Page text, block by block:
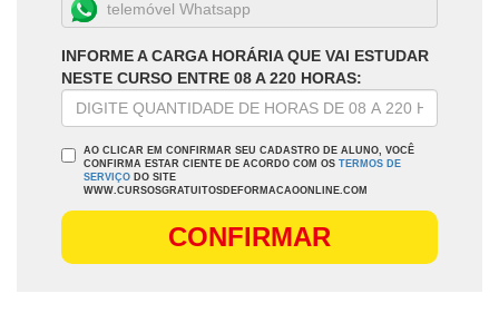
INFORME A CARGA HORÁRIA QUE VAI ESTUDAR
NESTE CURSO ENTRE 08 A 220 HORAS:
AO CLICAR EM CONFIRMAR SEU CADASTRO DE ALUNO, VOCÊ
CONFIRMA ESTAR CIENTE DE ACORDO COM OS TERMOS DE
SERVIÇO DO SITE
WWW.CURSOSGRATUITOSDEFORMACAOONLINE.COM
CONFIRMAR